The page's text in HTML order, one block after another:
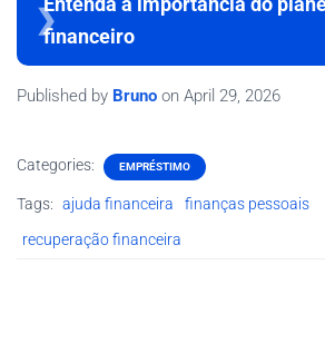
financeiro
Published by Bruno on April 29, 2026
Categories: EMPRÉSTIMO
Tags: ajuda financeira
finanças pessoais
recuperação financeira